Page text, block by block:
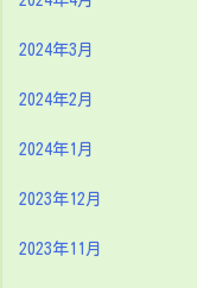
2024年3月
2024年2月
2024年1月
2023年12月
2023年11月